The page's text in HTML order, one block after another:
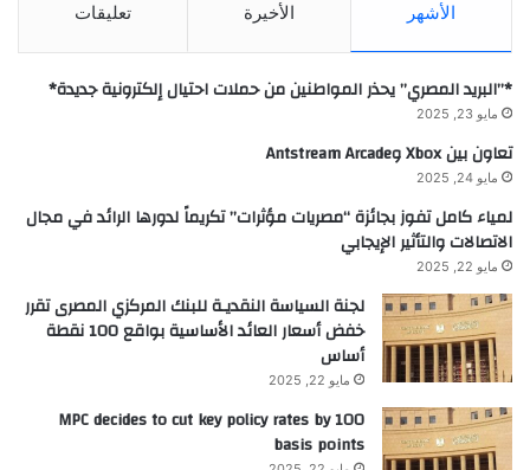
الأشهر الأخيرة تعليقات
*”البريد المصري” يحذر المواطنين من حملات احتيال إلكترونية جديدة*
مايو 23, 2025
تعاون بين Xbox وAntstream Arcade
مايو 24, 2025
لمياء كامل تفوز بجائزة “مصريات مؤثرات” تكريماً لدورها الرائد في مجال
الاتصالات والتأثير الإيجابي
مايو 22, 2025
لجنة السياسة النقديـة للبنك المركزي المصرى تقرر
خفض أسعار العائد الأساسية بواقع 100 نقطة
أساس
مايو 22, 2025
MPC decides to cut key policy rates by 100
basis points